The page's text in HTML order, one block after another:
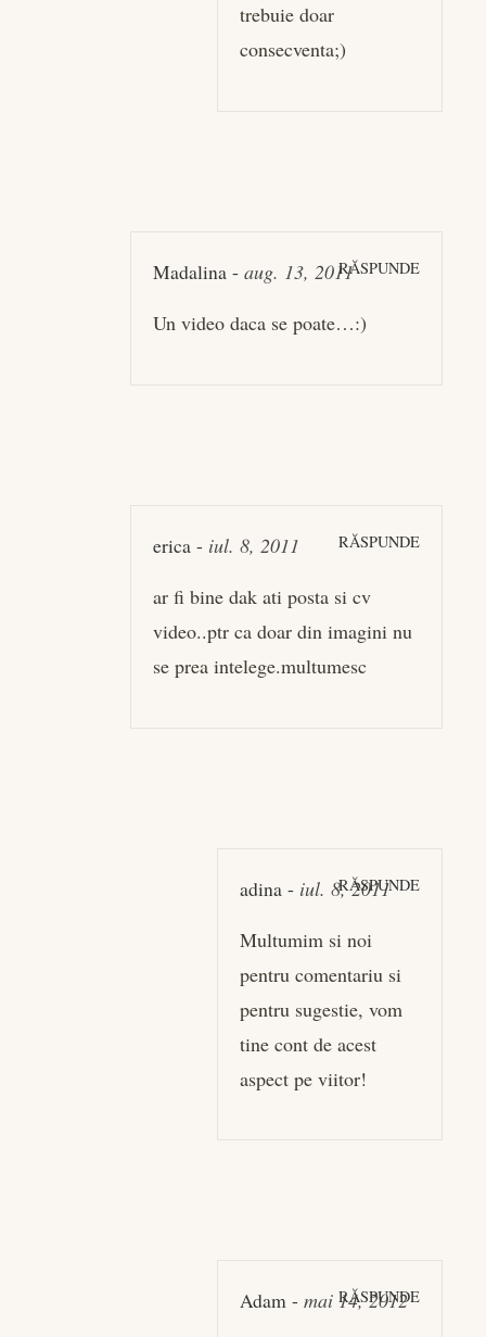
trebuie doar
consecventa;)
Madalina - aug. 13, 2011RĂSPUNDE
Un video daca se poate…:)
erica - iul. 8, 2011 RĂSPUNDE
ar fi bine dak ati posta si cv
video..ptr ca doar din imagini nu
se prea intelege.multumesc
adina - iul. 8, 2011
RĂSPUNDE
Multumim si noi
pentru comentariu si
pentru sugestie, vom
tine cont de acest
aspect pe viitor!
Adam - mai 14, 2012
RĂSPUNDE